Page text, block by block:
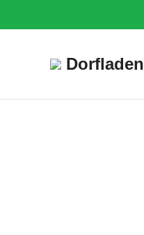
Dorfladen